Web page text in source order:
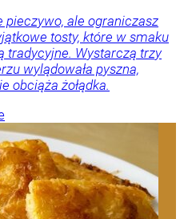
ale ograniczasz
tosty, które w smaku
tradycyjne. Wystarczą trzy
wylądowała pyszna,
obciąża żołądka.